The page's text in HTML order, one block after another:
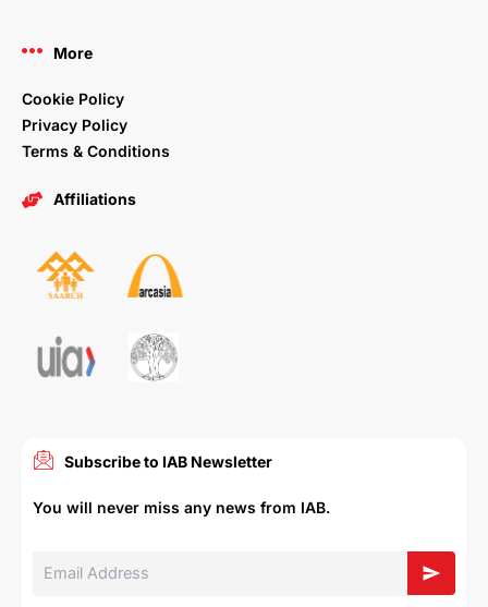
More
Cookie Policy
Privacy Policy
Terms & Conditions
Affiliations
Subscribe to IAB Newsletter
You will never miss any news from IAB.